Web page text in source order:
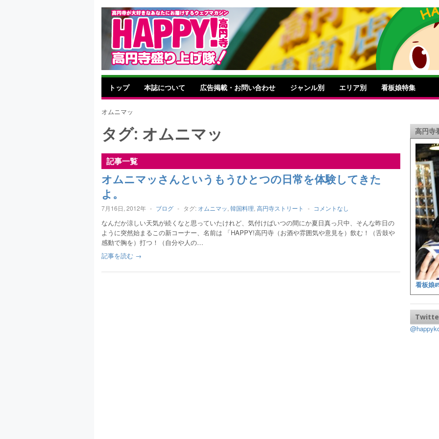
トップ 本誌について 広告掲載・お問い合わせ ジャンル別 エリア別 看板娘特集
オムニマッ
タグ: オムニマッ
記事一覧
オムニマッさんというもうひとつの日常を体験してきた
よ。
7月16日, 2012年 - ブログ - タグ: オムニマッ, 韓国料理, 高円寺ストリート - コメントなし
なんだか涼しい天気が続くなと思っていたけれど、気付けばいつの間にか夏日真っ只中、そんな昨日の
ように突然始まるこの新コーナー、名前は 「HAPPY!高円寺（お酒や雰囲気や意見を）飲む！（舌鼓や
感動で胸を）打つ！（自分や人の…
記事を読む →
高円寺
看板娘